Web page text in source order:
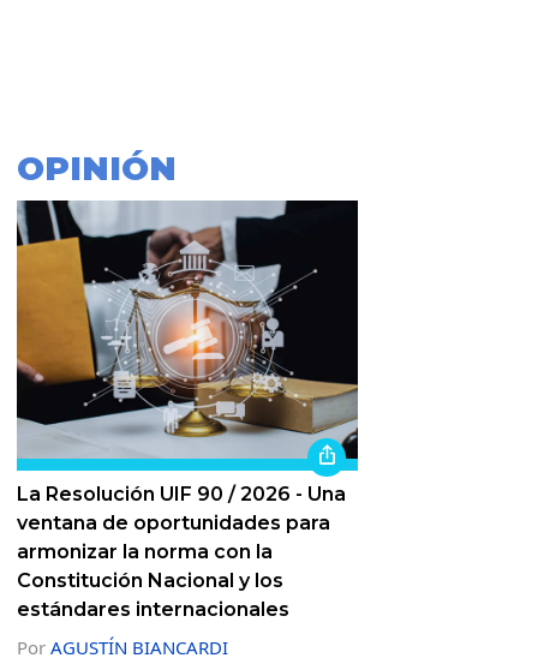
OPINIÓN
La Resolución UIF 90 / 2026 - Una
ventana de oportunidades para
armonizar la norma con la
Constitución Nacional y los
estándares internacionales
Por AGUSTÍN BIANCARDI